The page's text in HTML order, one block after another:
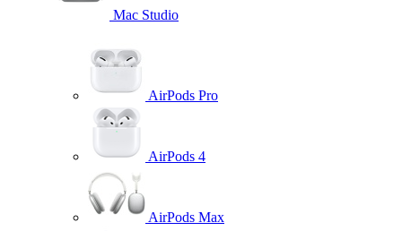
Mac Studio
AirPods Pro
AirPods 4
AirPods Max